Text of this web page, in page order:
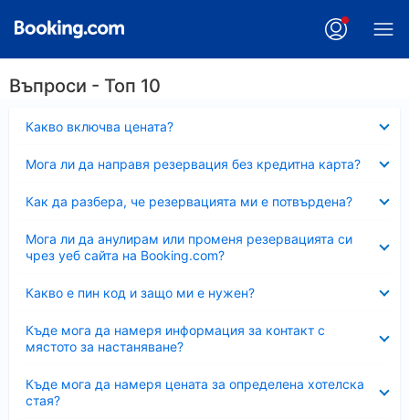
Въпроси - Топ 10
Какво включва цената?
Мога ли да направя резервация без кредитна карта?
Как да разбера, че резервацията ми е потвърдена?
Мога ли да анулирам или променя резервацията си
чрез уеб сайта на Booking.com?
Какво е пин код и защо ми е нужен?
Къде мога да намеря информация за контакт с
мястото за настаняване?
Къде мога да намеря цената за определена хотелска
стая?